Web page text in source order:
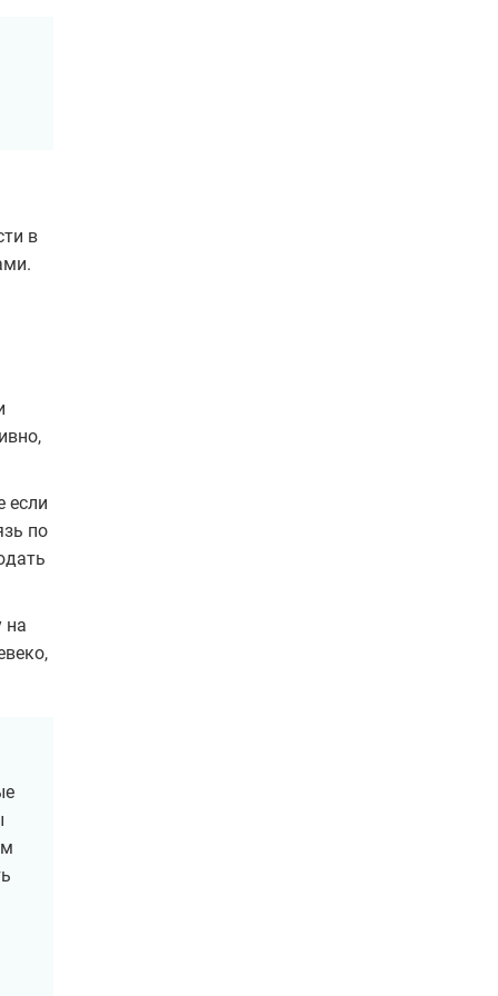
в
если
по
на